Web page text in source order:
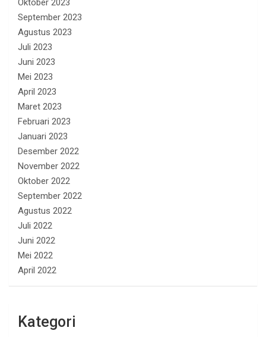
Oktober 2023
September 2023
Agustus 2023
Juli 2023
Juni 2023
Mei 2023
April 2023
Maret 2023
Februari 2023
Januari 2023
Desember 2022
November 2022
Oktober 2022
September 2022
Agustus 2022
Juli 2022
Juni 2022
Mei 2022
April 2022
Kategori